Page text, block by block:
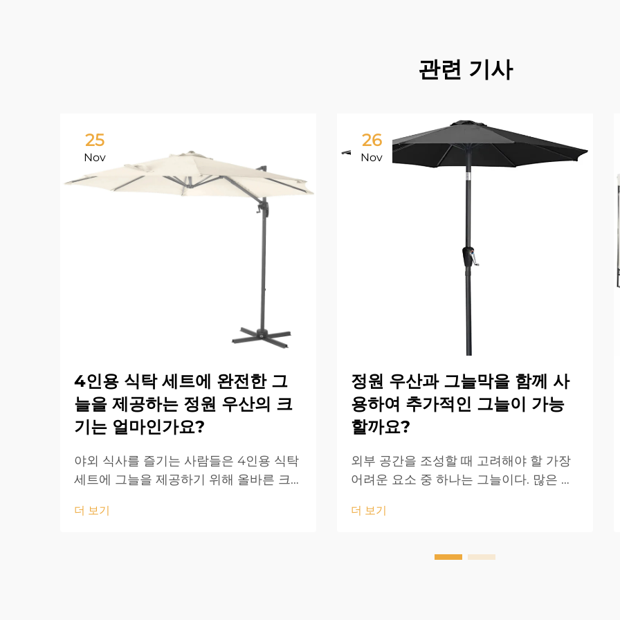
관련 기사
25
Nov
4인용 식탁 세트에 완전한 그
늘을 제공하는 정원 우산의 크
기는 얼마인가요?
야외 식사를 즐기는 사람들은 4인용 식탁
세트에 그늘을 제공하기 위해 올바른 크
려운지 잘 알고 있습니다. 파티오 우산이
더 보기
26
Nov
정원 우산과 그늘막을 함께 사
용하여 추가적인 그늘이 가능
할까요?
외부 공간을 조성할 때 고려해야 할 가장
어려운 요소 중 하나는 그늘이다. 많은 사
함께 사용하여 더 많은 그늘을 제공할 수
스 우산은 이동과 조절이 간편하기 때문
더 보기